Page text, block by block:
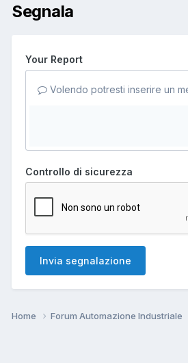
Segnala
Your Report
Volendo potresti inserire un
Controllo di sicurezza
Invia segnalazione
Home Forum Automazione Industriale